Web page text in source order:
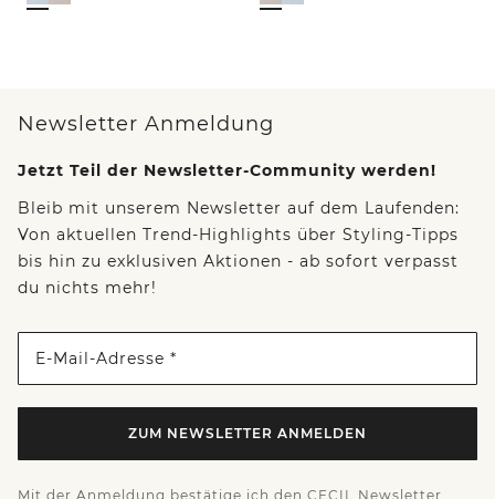
Newsletter Anmeldung
Jetzt Teil der Newsletter-Community werden!
Bleib mit unserem Newsletter auf dem Laufenden:
Von aktuellen Trend-Highlights über Styling-Tipps
bis hin zu exklusiven Aktionen - ab sofort verpasst
du nichts mehr!
E-Mail-Adresse *
ZUM NEWSLETTER ANMELDEN
Mit der Anmeldung bestätige ich den CECIL Newsletter